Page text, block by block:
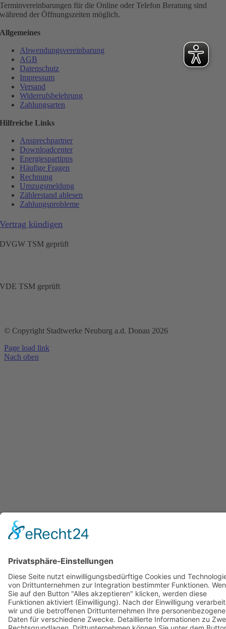
Terminvereinbarungen für die Online oder Telefon Beratung sind
während der Öffnungszeiten möglich.
Allgemeines
Abwendungsvereinbarung
AGB
Datenschutz
Impressum
Versand
Widerrufsbelehrung
Zahlungsarten
Hilfreiche Links
Ansprechpartner
Downloadcenter
Energiespartipps
Häufige Fragen
Rechnung
Umzugsmeldung
Zählerstand ablesen
Zahlungsprobleme
Vertrag kündigen
DVGW TSM geprüft
VDE TSM geprüft
© Copyright Stadtwerke Neuburg a.d. Donau 2026
Page load link
Nach oben